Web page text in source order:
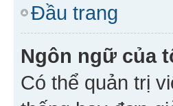
Đầu trang
Ngôn ngữ của
Có thể quản trị